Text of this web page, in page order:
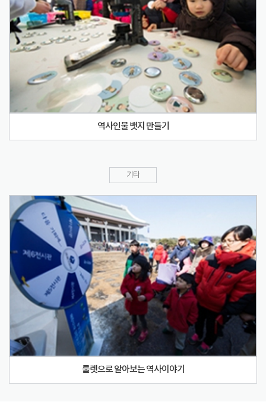
역사인물 뱃지 만들기
기타
룰렛으로 알아보는 역사이야기